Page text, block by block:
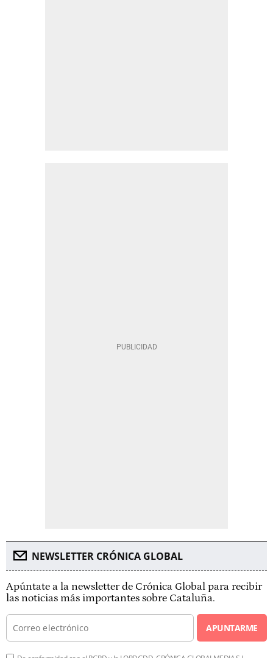
NEWSLETTER CRÓNICA GLOBAL
Apúntate a la newsletter de Crónica Global para recibir
las noticias más importantes sobre Cataluña.
APUNTARME